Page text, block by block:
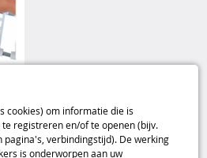
cookies) om informatie die is
registreren en/of te openen (bijv.
pagina's, verbindingstijd). De werking
is onderworpen aan uw